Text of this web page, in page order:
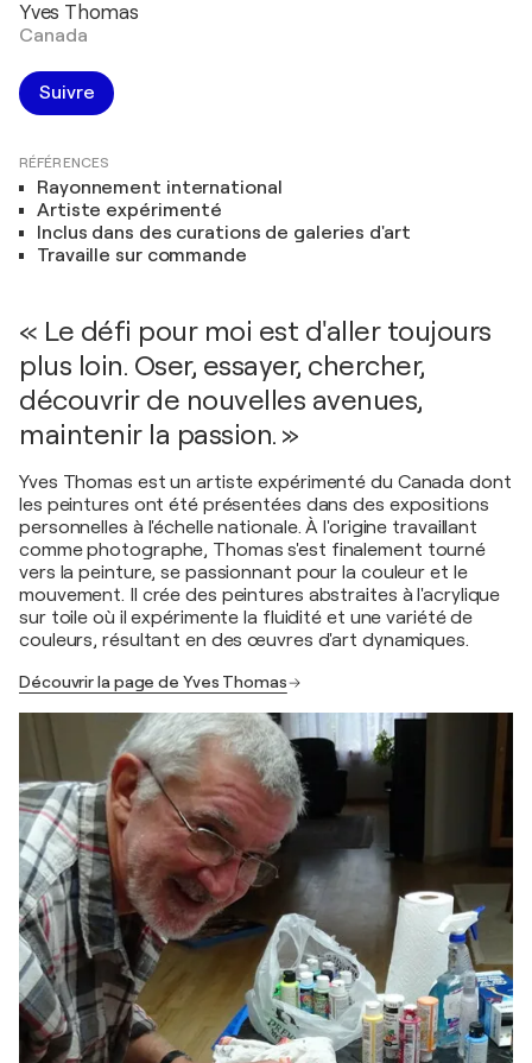
Yves Thomas
Canada
Suivre
RÉFÉRENCES
Rayonnement international
Artiste expérimenté
Inclus dans des curations de galeries d'art
Travaille sur commande
« Le défi pour moi est d'aller toujours
plus loin. Oser, essayer, chercher,
découvrir de nouvelles avenues,
maintenir la passion. »
Yves Thomas est un artiste expérimenté du Canada dont
les peintures ont été présentées dans des expositions
personnelles à l'échelle nationale. À l'origine travaillant
comme photographe, Thomas s'est finalement tourné
vers la peinture, se passionnant pour la couleur et le
mouvement. Il crée des peintures abstraites à l'acrylique
sur toile où il expérimente la fluidité et une variété de
couleurs, résultant en des œuvres d'art dynamiques.
Découvrir la page de Yves Thomas